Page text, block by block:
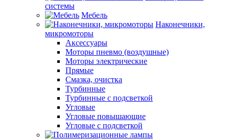
системы
Мебель
Наконечники,
микромоторы
Аксессуары
Моторы пневмо (воздушные)
Моторы электрические
Прямые
Смазка, очистка
Турбинные
Турбинные с подсветкой
Угловые
Угловые повышающие
Угловые с подсветкой